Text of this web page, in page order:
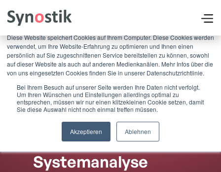
×
Diese Website speichert Cookies auf Ihrem Computer. Diese Cookies werden
verwendet, um Ihre Website-Erfahrung zu optimieren und Ihnen einen
persönlich auf Sie zugeschnittenen Service bereitstellen zu können, sowohl
auf dieser Website als auch auf anderen Medienkanälen. Mehr Infos über die
von uns eingesetzten Cookies finden Sie in unserer Datenschutzrichtlinie.
Bei Ihrem Besuch auf unserer Seite werden Ihre Daten nicht verfolgt.
Um Ihren Wünschen und Einstellungen allerdings optimal zu
entsprechen, müssen wir nur einen klitzekleinen Cookie setzen, damit
Sie diese Auswahl nicht noch einmal treffen müssen.
Akzeptieren Ablehnen
Optimierung beginnt
mit einer
strukturierten
Systemanalyse​